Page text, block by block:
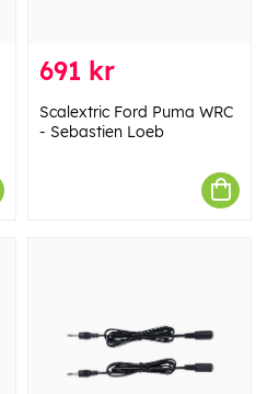
691 kr
Scalextric Ford Puma WRC
- Sebastien Loeb